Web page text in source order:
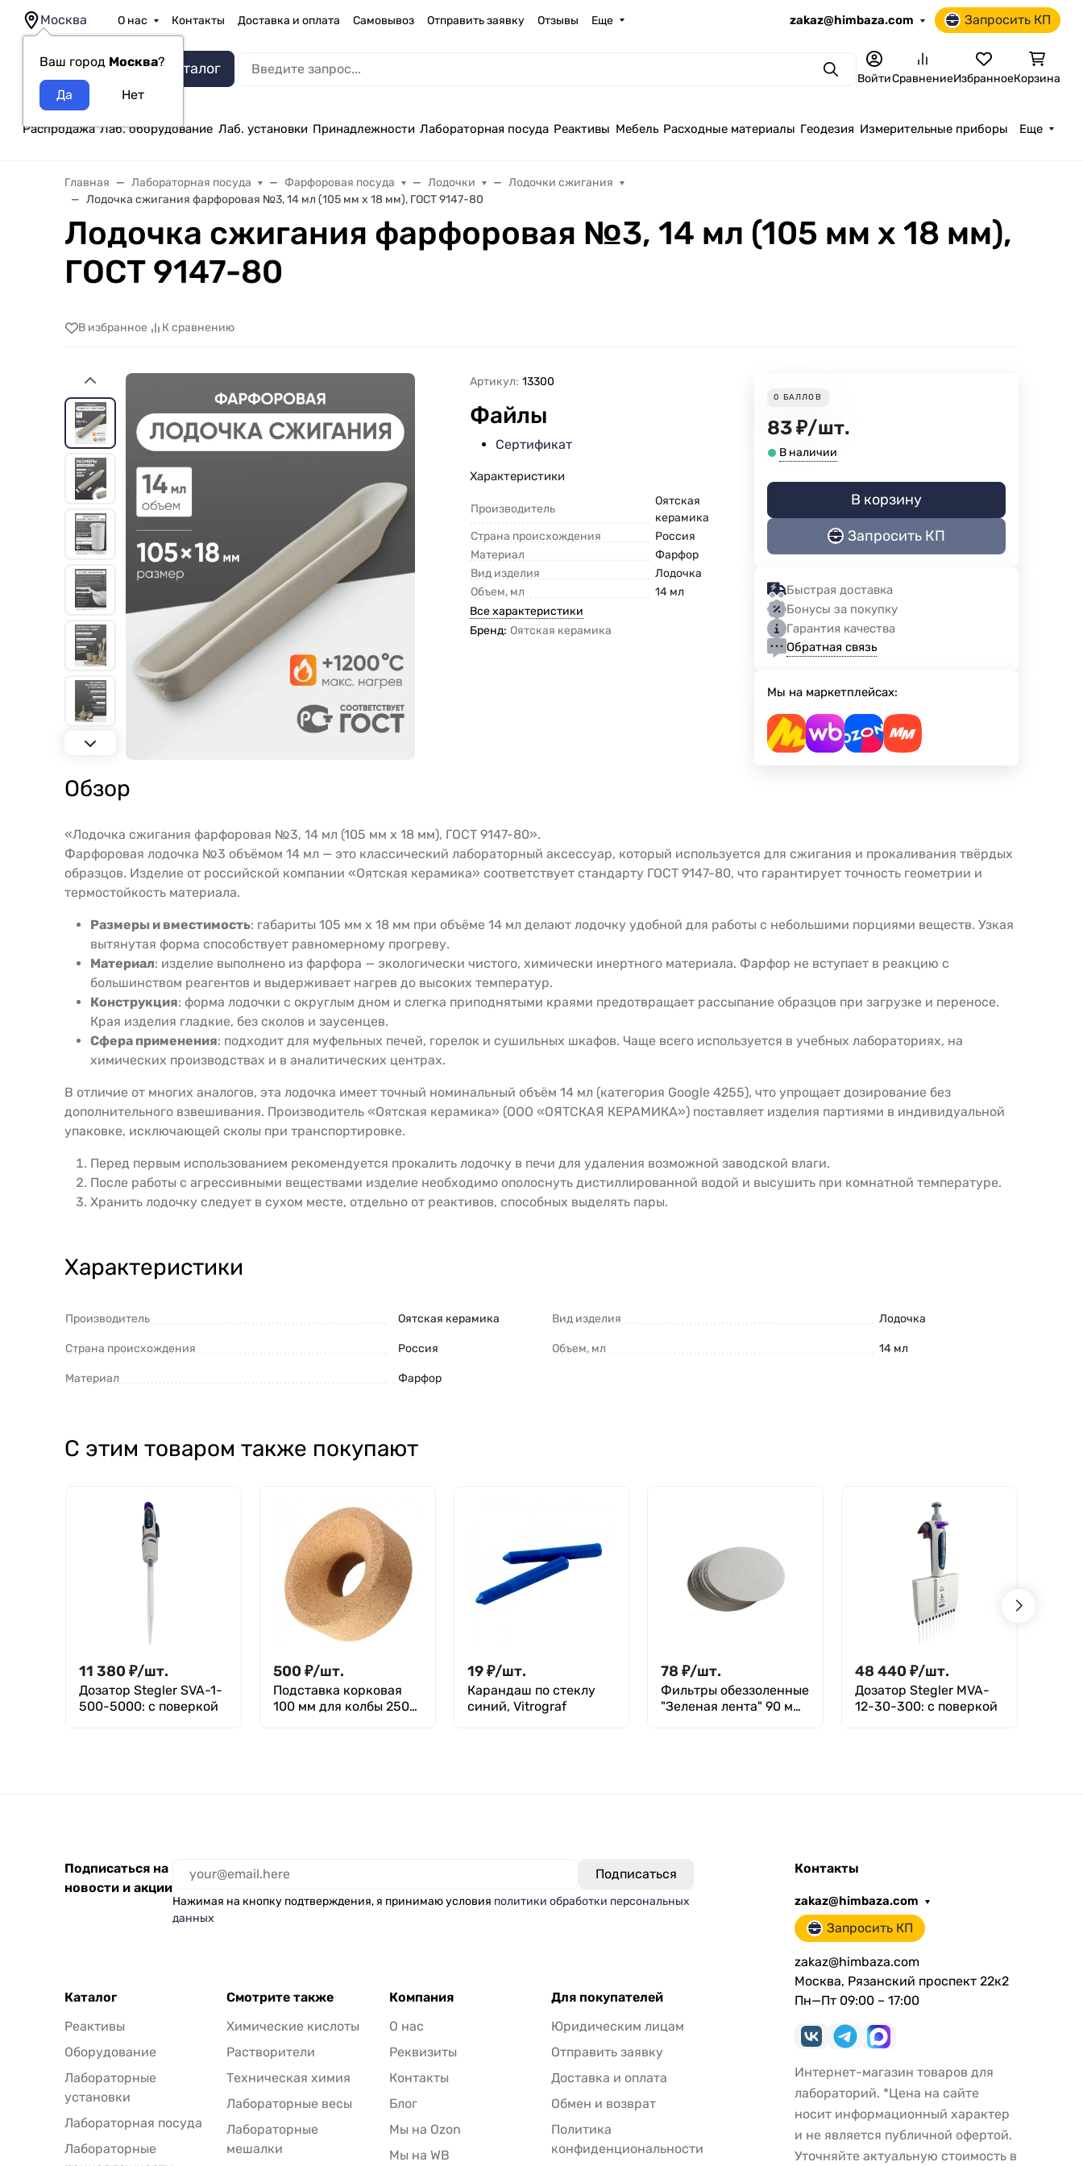
Москва
Ваш город Москва?
О нас Контакты Доставка и оплата Самовывоз Отправить заявку Отзывы Еще zakaz@himbaza.com Запросить КП
Каталог ПоискВойтиСравнениеИзбранноеКорзина
Распродажа Лаб. оборудование Лаб. установки Принадлежности Лабораторная посуда Реактивы Мебель Расходные материалы Геодезия Измерительные приборы Еще
Главная Лабораторная посуда Фарфоровая посуда Лодочки
Лодочки сжигания
Лодочка сжигания фарфоровая №3, 14 мл (105 мм х 18 мм), ГОСТ 9147-80
Лодочка сжигания фарфоровая №3, 14 мл (105 мм х 18 мм),
ГОСТ 9147-80
В избранное К сравнению
Артикул: 13300
Файлы
Сертификат
Характеристики
Производитель
Оятская
керамика
Страна происхождения
Россия
Материал
Фарфор
Вид изделия
Лодочка
Объем, мл
14 мл
Все характеристики
Бренд: Оятская керамика
0 БАЛЛОВ
83₽/шт.
В наличии
В корзину
Запросить КП
Быстрая доставка
Бонусы за покупку
Гарантия качества
Обратная связь
Мы на маркетплейсах:
Обзор
«Лодочка сжигания фарфоровая №3, 14 мл (105 мм х 18 мм), ГОСТ 9147-80».
Фарфоровая лодочка №3 объёмом 14 мл — это классический лабораторный аксессуар, который используется для сжигания и прокаливания твёрдых
образцов. Изделие от российской компании «Оятская керамика» соответствует стандарту ГОСТ 9147-80, что гарантирует точность геометрии и
термостойкость материала.
Размеры и вместимость: габариты 105 мм х 18 мм при объёме 14 мл делают лодочку удобной для работы с небольшими порциями веществ. Узкая
вытянутая форма способствует равномерному прогреву.
Материал: изделие выполнено из фарфора — экологически чистого, химически инертного материала. Фарфор не вступает в реакцию с
большинством реагентов и выдерживает нагрев до высоких температур.
Конструкция: форма лодочки с округлым дном и слегка приподнятыми краями предотвращает рассыпание образцов при загрузке и переносе.
Края изделия гладкие, без сколов и заусенцев.
Сфера применения: подходит для муфельных печей, горелок и сушильных шкафов. Чаще всего используется в учебных лабораториях, на
химических производствах и в аналитических центрах.
В отличие от многих аналогов, эта лодочка имеет точный номинальный объём 14 мл (категория Google 4255), что упрощает дозирование без
дополнительного взвешивания. Производитель «Оятская керамика» (ООО «ОЯТСКАЯ КЕРАМИКА») поставляет изделия партиями в индивидуальной
упаковке, исключающей сколы при транспортировке.
Перед первым использованием рекомендуется прокалить лодочку в печи для удаления возможной заводской влаги.
После работы с агрессивными веществами изделие необходимо ополоснуть дистиллированной водой и высушить при комнатной температуре.
Хранить лодочку следует в сухом месте, отдельно от реактивов, способных выделять пары.
Характеристики
Производитель Оятская керамика
Страна происхождения Россия
Материал Фарфор
Вид изделия Лодочка
Объем, мл 14 мл
С этим товаром также покупают
11 380 ₽/шт.
Дозатор Stegler SVA-1-
500-5000: с поверкой
500 ₽/шт.
Подставка корковая
100 мм для колбы 250
19 ₽/шт.
Карандаш по стеклу
синий, Vitrograf
78 ₽/шт.
Фильтры обеззоленные
"Зеленая лента" 90 мм,
48 440 ₽/шт.
Дозатор Stegler MVA-
12-30-300: с поверкой
Подписаться на
новости и акции
Нажимая на кнопку подтверждения, я принимаю условия политики обработки персональных
данных
Каталог
Реактивы
Оборудование
Лабораторные
установки
Лабораторная посуда
Лабораторные
Смотрите также
Химические кислоты
Растворители
Техническая химия
Лабораторные весы
Лабораторные
мешалки
Компания
О нас
Реквизиты
Контакты
Блог
Мы на Ozon
Мы на WB
Для покупателей
Юридическим лицам
Отправить заявку
Доставка и оплата
Обмен и возврат
Политика
конфиденциональности
Контакты
zakaz@himbaza.com
Запросить КП
zakaz@himbaza.com
Москва, Рязанский проспект 22к2
Пн—Пт 09:00 – 17:00
Интернет-магазин товаров для
лабораторий. *Цена на сайте
носит информационный характер
и не является публичной офертой.
Уточняйте актуальную стоимость в